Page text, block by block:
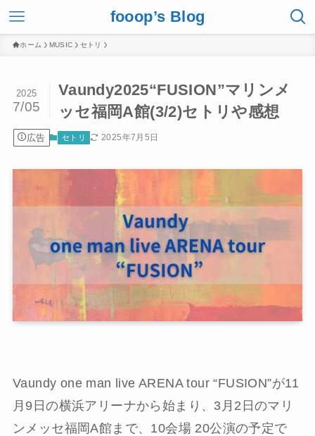
fooop’s Blog
ホーム MUSIC セトリ
Vaundy2025“FUSION”マリンメ
ッセ福岡A館(3/2)セトリや感想
2025
7/05
広告 セトリ 2025年7月5日
Vaundy one man live ARENA tour “FUSION”が11
月9日の横浜アリーナから始まり、3月2日のマリ
ンメッセ福岡A館まで、10会場 20公演の予定で